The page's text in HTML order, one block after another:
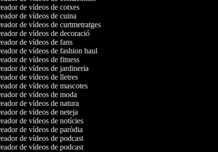
de vídeos de cotxes
de vídeos de cuina
de vídeos de curtmetratges
de vídeos de decoració
de vídeos de fans
de vídeos de fashion haul
de vídeos de fitness
de vídeos de jardineria
de vídeos de lletres
de vídeos de mascotes
de vídeos de moda
de vídeos de natura
de vídeos de neteja
de vídeos de notícies
de vídeos de paròdia
de vídeos de podcast
de vídeos de podcast